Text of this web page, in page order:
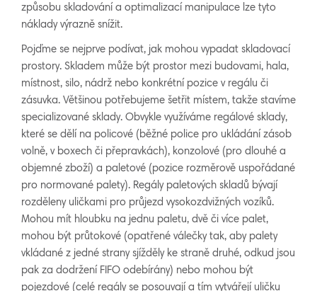
způsobu skladování a optimalizací manipulace lze tyto
náklady výrazně snížit.
Pojďme se nejprve podívat, jak mohou vypadat skladovací
prostory. Skladem může být prostor mezi budovami, hala,
místnost, silo, nádrž nebo konkrétní pozice v regálu či
zásuvka. Většinou potřebujeme šetřit místem, takže stavíme
specializované sklady. Obvykle využíváme regálové sklady,
které se dělí na policové (běžné police pro ukládání zásob
volně, v boxech či přepravkách), konzolové (pro dlouhé a
objemné zboží) a paletové (pozice rozměrově uspořádané
pro normované palety). Regály paletových skladů bývají
rozděleny uličkami pro průjezd vysokozdvižných vozíků.
Mohou mít hloubku na jednu paletu, dvě či více palet,
mohou být průtokové (opatřené válečky tak, aby palety
vkládané z jedné strany sjížděly ke straně druhé, odkud jsou
pak za dodržení FIFO odebírány) nebo mohou být
pojezdové (celé regály se posouvají a tím vytvářejí uličku